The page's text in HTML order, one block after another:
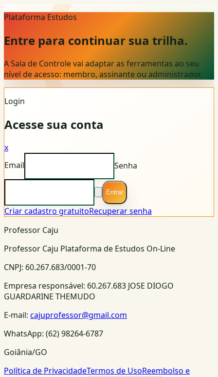
Plataforma Estudos
Entre para continuar sua trilha.
A Sala de Controle vai adaptar as ferramentas ao seu
nível de acesso: membro, assinante ou administrador.
Login
Acesse sua conta
x
Email
Senha
Entrar
Criar cadastro gratuitoRecuperar senha
Professor Caju
Professor Caju Plataforma de Estudos On-Line
CNPJ: 60.267.683/0001-70
Empresa responsável: 60.267.683 JOSE DIOGO
GUARDARINE THEMUDO
E-mail: cajuprofessor@gmail.com
WhatsApp: (62) 98264-6787
Goiânia/GO
Política de PrivacidadeTermos de UsoReembolso e